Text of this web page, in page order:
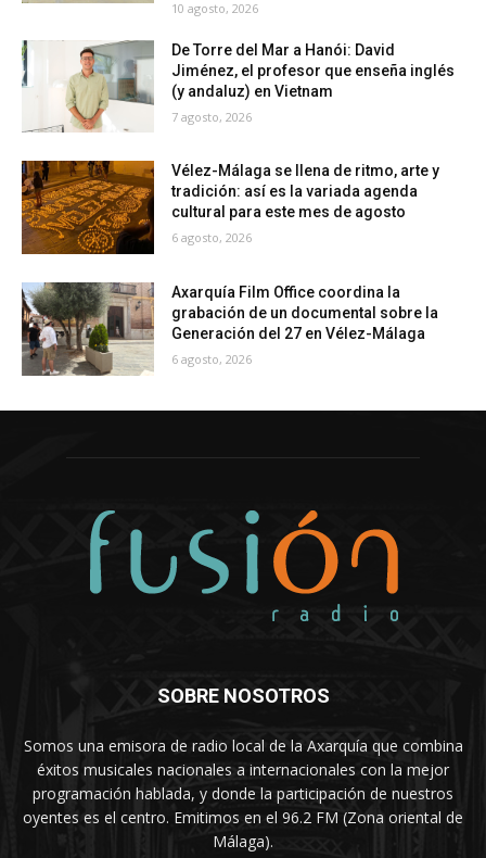
10 agosto, 2026
De Torre del Mar a Hanói: David
Jiménez, el profesor que enseña inglés
(y andaluz) en Vietnam
7 agosto, 2026
Vélez-Málaga se llena de ritmo, arte y
tradición: así es la variada agenda
cultural para este mes de agosto
6 agosto, 2026
Axarquía Film Office coordina la
grabación de un documental sobre la
Generación del 27 en Vélez-Málaga
6 agosto, 2026
SOBRE NOSOTROS
Somos una emisora de radio local de la Axarquía que combina
éxitos musicales nacionales a internacionales con la mejor
programación hablada, y donde la participación de nuestros
oyentes es el centro. Emitimos en el 96.2 FM (Zona oriental de
Málaga).